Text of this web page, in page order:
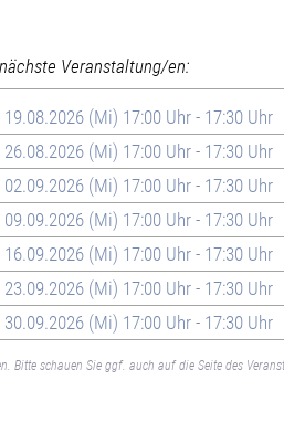
nächste Veranstaltung/en:
19.08.2026 (Mi) 17:00 Uhr - 17:30 Uhr
26.08.2026 (Mi) 17:00 Uhr - 17:30 Uhr
02.09.2026 (Mi) 17:00 Uhr - 17:30 Uhr
09.09.2026 (Mi) 17:00 Uhr - 17:30 Uhr
16.09.2026 (Mi) 17:00 Uhr - 17:30 Uhr
23.09.2026 (Mi) 17:00 Uhr - 17:30 Uhr
30.09.2026 (Mi) 17:00 Uhr - 17:30 Uhr
schauen Sie ggf. auch auf die Seite des